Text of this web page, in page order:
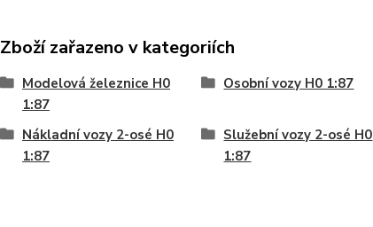
Zboží zařazeno v kategoriích
Modelová železnice H0
1:87
Osobní vozy H0 1:87
Nákladní vozy 2-osé H0
1:87
Služební vozy 2-osé H0
1:87